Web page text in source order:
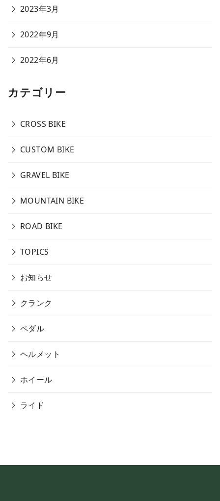
2023年3月
2022年9月
2022年6月
カテゴリー
CROSS BIKE
CUSTOM BIKE
GRAVEL BIKE
MOUNTAIN BIKE
ROAD BIKE
TOPICS
お知らせ
クランク
ペダル
ヘルメット
ホイール
ライド